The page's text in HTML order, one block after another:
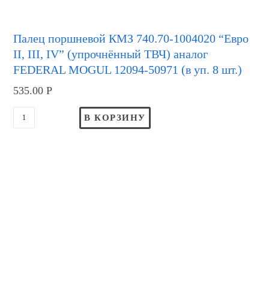
Палец поршневой КМЗ 740.70-1004020 “Евро
II, III, IV” (упрочнённый ТВЧ) аналог
FEDERAL MOGUL 12094-50971 (в уп. 8 шт.)
535.00Р
В КОРЗИНУ